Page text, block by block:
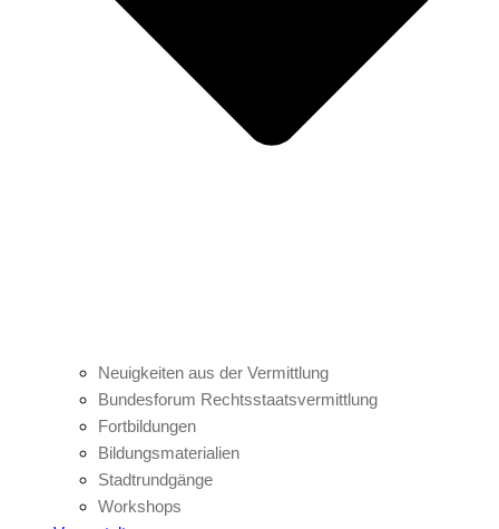
Neuigkeiten aus der Vermittlung
Bundesforum Rechtsstaatsvermittlung
Fortbildungen
Bildungsmaterialien
Stadtrundgänge
Workshops